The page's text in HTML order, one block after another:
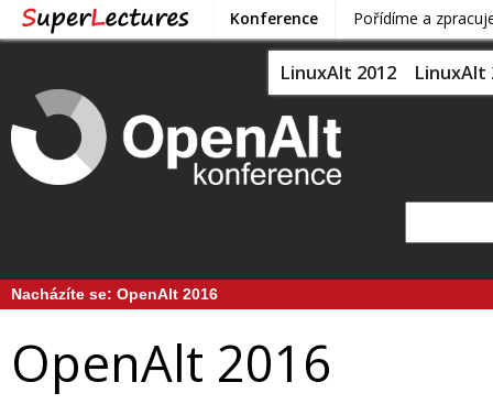
Konference Pořídíme a
LinuxAlt 2012 LinuxAlt
Nacházíte se: OpenAlt 2016
OpenAlt 2016